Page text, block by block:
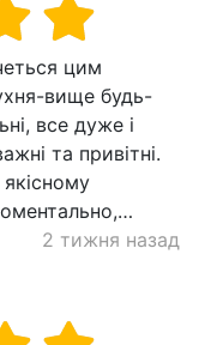
цим
вище будь-
все дуже і
та привітні.
2 тижня назад